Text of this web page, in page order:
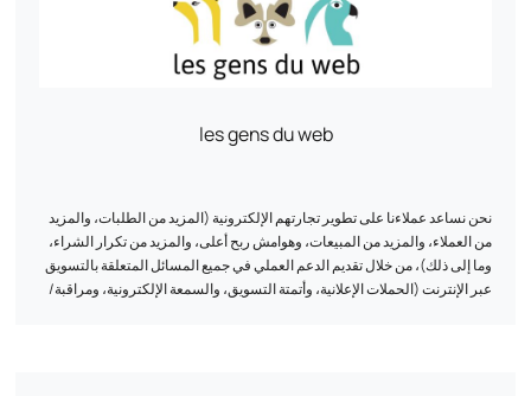
les gens du web
نحن نساعد عملاءنا على تطوير تجارتهم الإلكترونية (المزيد من الطلبات، والمزيد
من العملاء، والمزيد من المبيعات، وهوامش ربح أعلى، والمزيد من تكرار الشراء،
وما إلى ذلك)، من خلال تقديم الدعم العملي في جميع المسائل المتعلقة بالتسويق
عبر الإنترنت (الحملات الإعلانية، وأتمتة التسويق، والسمعة الإلكترونية، ومراقبة/